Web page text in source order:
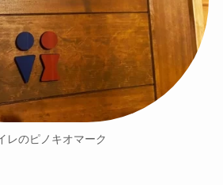
レのピノキオマーク